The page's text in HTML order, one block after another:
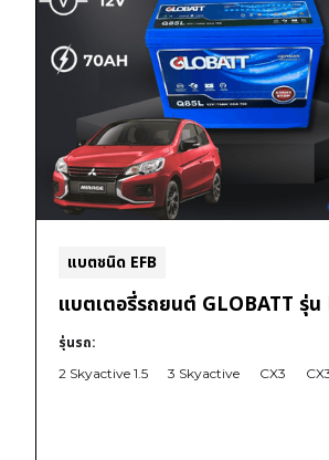
แบตชนิด EFB
แบตเตอรี่รถยนต์ GLOBATT รุ่น
รุ่นรถ:
2 Skyactive 1.5 3 Skyactive CX3